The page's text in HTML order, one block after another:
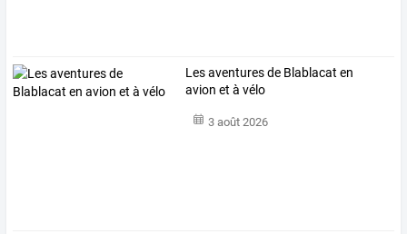
Les aventures de Blablacat en
avion et à vélo
3 août 2026